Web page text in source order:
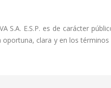
S.A. E.S.P. es de carácter
clara y en los